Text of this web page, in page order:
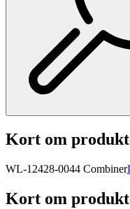
Kort om
WL-12428-0044 Combiner
Kort om